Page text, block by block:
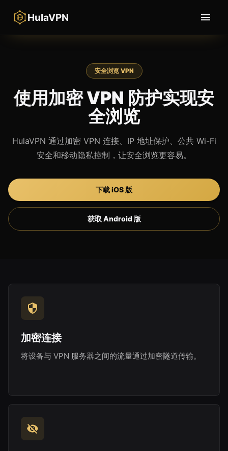
HulaVPN
安全浏览 VPN
使用加密 VPN 防护实现安
全浏览
HulaVPN 通过加密 VPN 连接、IP 地址保护、公共 Wi-Fi
安全和移动隐私控制，让安全浏览更容易。
下载 iOS 版
获取 Android 版
加密连接
将设备与 VPN 服务器之间的流量通过加密隧道传输。